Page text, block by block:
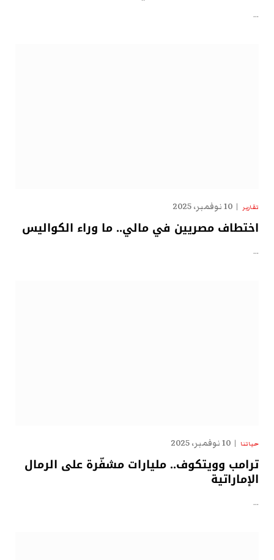
…
تقارير 10 نوفمبر، 2025
اختطاف مصريين في مالي.. ما وراء الكواليس
…
حياتنا 10 نوفمبر، 2025
ترامب وويتكوف.. مليارات مشفّرة على الرمال
الإماراتية
…